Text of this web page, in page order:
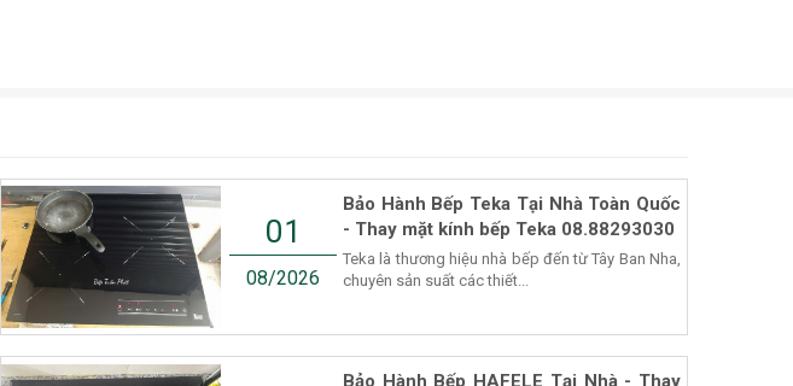
01
08/2026
Bảo Hành Bếp Teka Tại Nhà Toàn Quốc
- Thay mặt kính bếp Teka 08.88293030
Teka là thương hiệu nhà bếp đến từ Tây Ban Nha,
chuyên sản suất các thiết...
Bảo Hành Bếp HAFELE Tại Nhà - Thay